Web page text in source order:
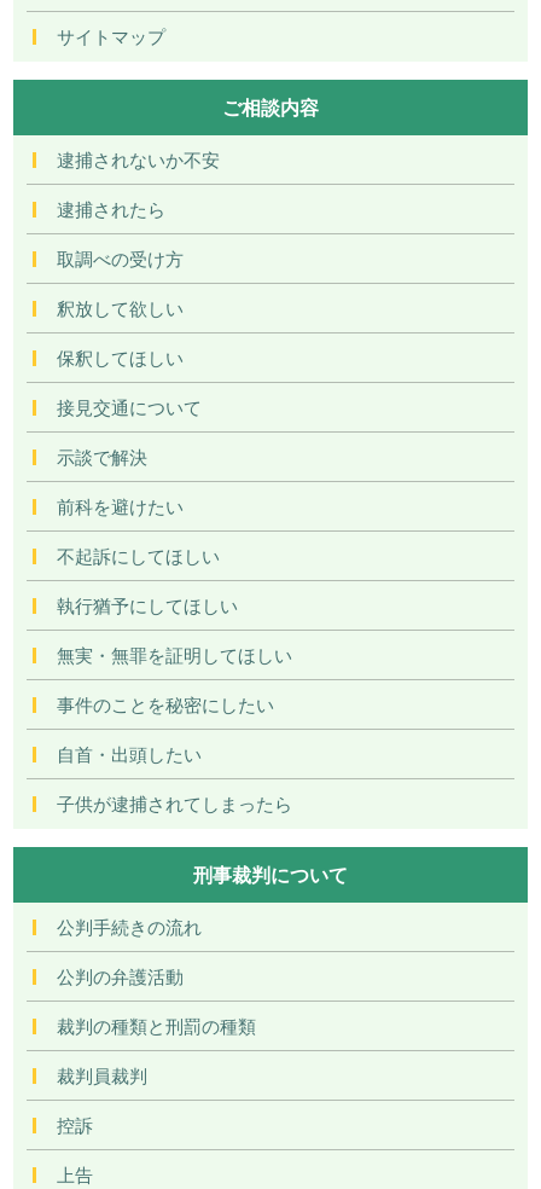
サイトマップ
ご相談内容
逮捕されないか不安
逮捕されたら
取調べの受け方
釈放して欲しい
保釈してほしい
接見交通について
示談で解決
前科を避けたい
不起訴にしてほしい
執行猶予にしてほしい
無実・無罪を証明してほしい
事件のことを秘密にしたい
自首・出頭したい
子供が逮捕されてしまったら
刑事裁判について
公判手続きの流れ
公判の弁護活動
裁判の種類と刑罰の種類
裁判員裁判
控訴
上告